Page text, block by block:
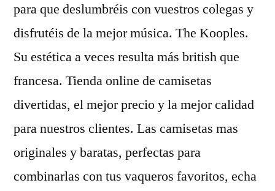
para que deslumbréis con vuestros colegas y
disfrutéis de la mejor música. The Kooples.
Su estética a veces resulta más british que
francesa. Tienda online de camisetas
divertidas, el mejor precio y la mejor calidad
para nuestros clientes. Las camisetas mas
originales y baratas, perfectas para
combinarlas con tus vaqueros favoritos, echa